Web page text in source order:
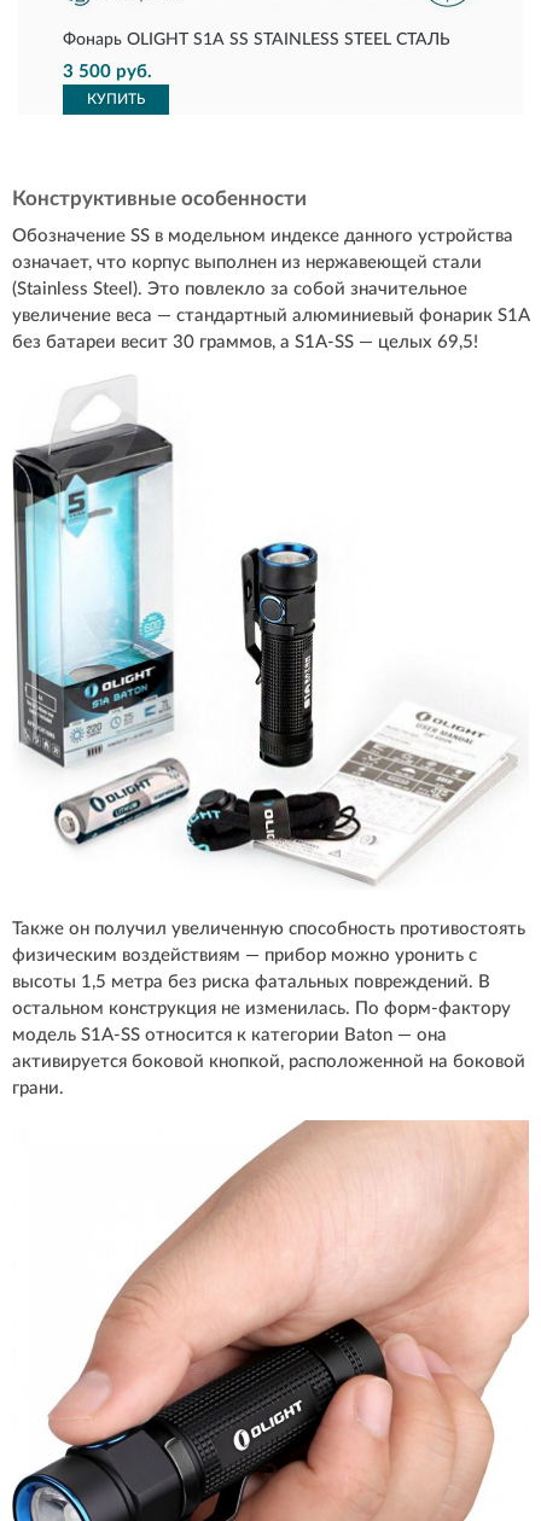
Фонарь OLIGHT S1A SS STAINLESS STEEL СТАЛЬ
3 500 руб.
КУПИТЬ
Конструктивные особенности
Обозначение SS в модельном индексе данного устройства
означает, что корпус выполнен из нержавеющей стали
(Stainless Steel). Это повлекло за собой значительное
увеличение веса — стандартный алюминиевый фонарик S1A
без батареи весит 30 граммов, а S1A-SS — целых 69,5!
Также он получил увеличенную способность противостоять
физическим воздействиям — прибор можно уронить с
высоты 1,5 метра без риска фатальных повреждений. В
остальном конструкция не изменилась. По форм-фактору
модель S1A-SS относится к категории Baton — она
активируется боковой кнопкой, расположенной на боковой
грани.